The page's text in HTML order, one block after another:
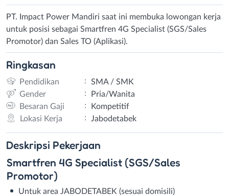
PT. Impact Power Mandiri saat ini membuka lowongan kerja
untuk posisi sebagai Smartfren 4G Specialist (SGS/Sales
Promotor) dan Sales TO (Aplikasi).
Ringkasan
Pendidikan :
SMA / SMK
Gender
:
Pria/Wanita
Besaran Gaji
:
Kompetitif
Lokasi Kerja
: Jabodetabek
Deskripsi Pekerjaan
Smartfren 4G Specialist (SGS/Sales
Promotor)
Untuk area JABODETABEK (sesuai domisili)